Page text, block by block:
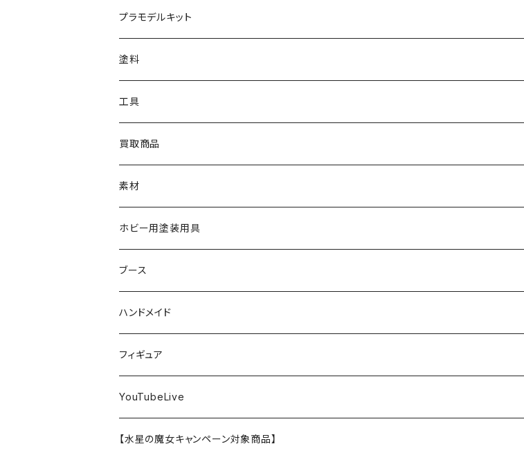
みんなのアクション3Dアートベース
アクリルベース
ナチュラルベース
オリジナルアクキー
オリジナルスマホスタンド
ウォッチスタンド
テープスタンド
ベース材
アパレル
プラモデルキット
BANDAI
HG
MG
30MF
ポケプラ
TAMIYA
カーモデル
飛行機モデル
1/35ミリタリーミニチュアシリーズ
アオシマ
ザ☆バイク
けもプラ
KOTOBUKIYA
メガミデバイス
無限邂逅メガロマリア
プラフィア
エクスプラス
GOOD SMILE COMPANY
MODEROID
PLAMATEA
wave
スコープドッグ
Hasegawa
カーモデル
ファインモールド
塗料
クレオス
ラッカー塗料
エナメル塗料
サーフェイサー
水系エマルジョン塗料
TAMIYA
ラッカー塗料
エナメル塗料
ウェザリング・墨入れ
ガイアノーツ
エナメル塗料
ラッカー塗料
ターナー
アクリル塗料
プラモ向上委員会
その他
ハセガワ
ポリマー
コンパウンド
フィニッシャーズ
研磨剤
コンパウンド
トアミル
溶剤・うすめ液
クアトロポルテ
工具
TAMIYA
ニッパー
切削工具
ウェーブ
小物プラパーツ
ニッパー
ゴッドハンド
ニッパー
切削工具
ミネシマ
切削工具
その他工具
ガイアノーツ
その他工具
工具消耗品
クレオス
アイコム
切削工具
S.J.WORKs
買取商品
BANDAI
HG
MG
素材
TAMIYA
接着剤
クレオス
接着剤
ガイアノーツ
接着剤
パテ
ウェーブ
接着剤
パテ
コニシ
接着剤
セメダイン
ホビー用塗装用具
TAMIYA
エアブラシ関連用品
塗装関係消耗品
PROFIX(RAYWOOD)
エアブラシ
エアブラシ関連用品
ガイアノーツ
その他
ホビー用塗料皿・容器
プラモ向上委員会
その他
クレオス
ブース
PROFIX(RAYWOOD)
ウェーブ
ハンドメイド
完成品
素材
フィギュア
バンダイ
METAL ROBOT魂
YouTubeLive
【水星の魔女キャンペーン対象商品】